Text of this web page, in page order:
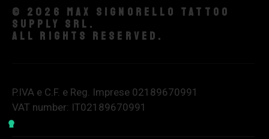
© 2026 Max Signorello Tattoo
supply srl.
All rights reserved.
P.IVA e C.F. e Reg. Imprese 02189670991
VAT number: IT02189670991